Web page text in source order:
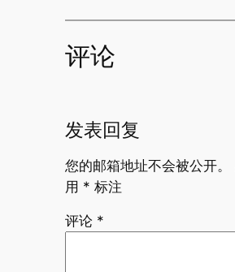
评论
发表回复
您的邮箱地址不会被公开。
用 * 标注
评论 *